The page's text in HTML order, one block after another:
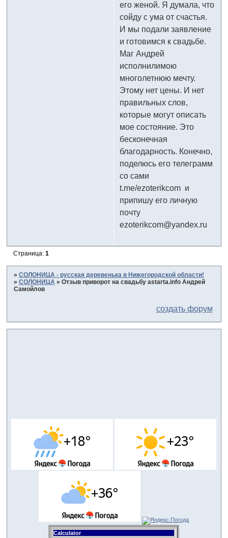
его женой. Я думала, что
сойду с ума от счастья.
И мы подали заявление
и готовимся к свадьбе.
Маг Андрей
исполнилимою
многолетнюю мечту.
Этому нет цены. И нет
правильных слов,
которые могут описать
мое состояние. Это
бесконечная
благодарность. Конечно,
поделюсь его телеграмм
со сами
t.me/ezoterikcom и
припишу его личную
почту
ezoterikcom@yandex.ru
Страница: 1
» СОЛОНИЦА - русская деревенька в Нижегородской области!
» СОЛОНИЦА » Отзыв приворот на свадьбу astarta.info Андрей
Самойлов
создать форум
Calculator